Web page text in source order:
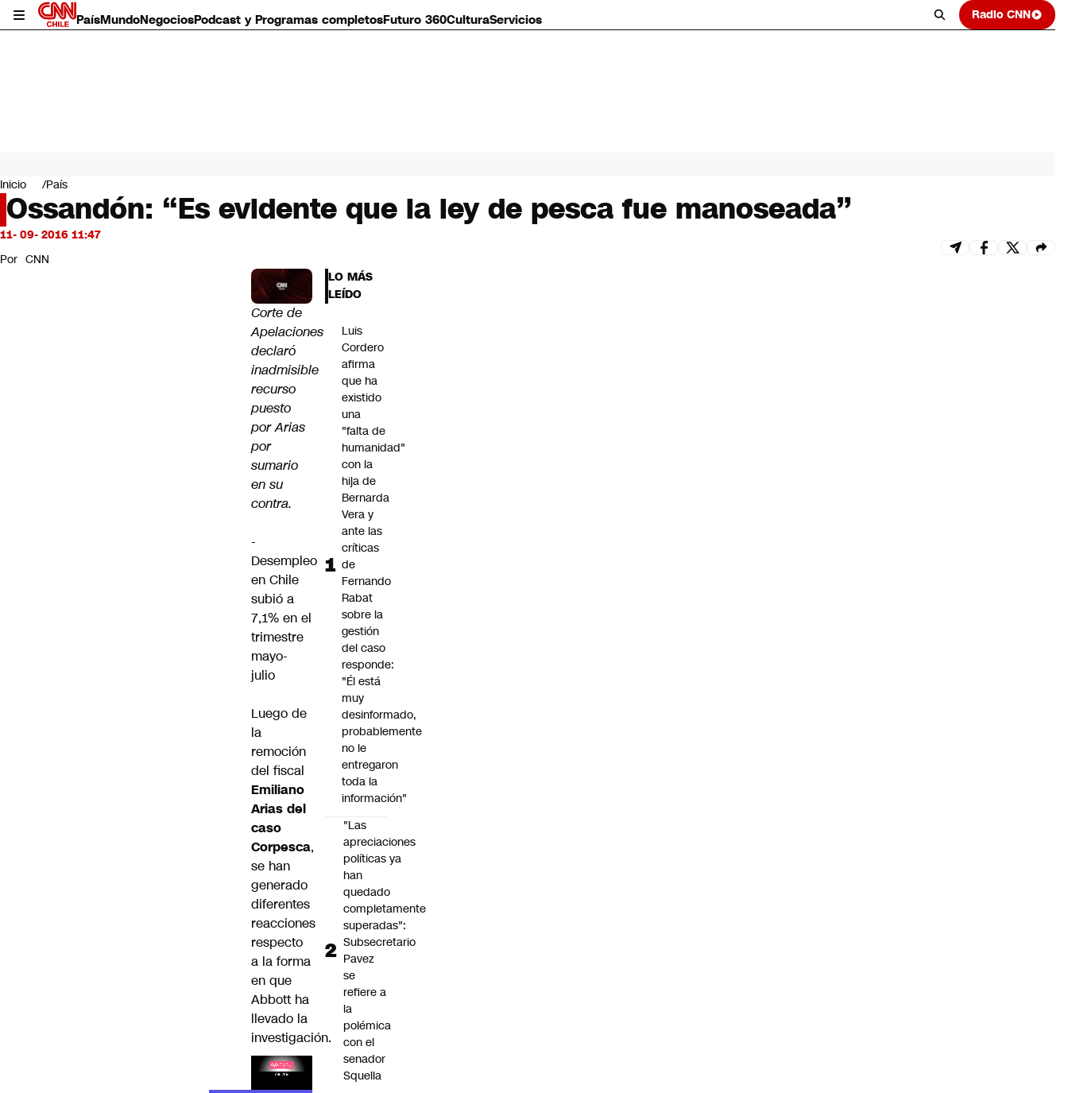
PaísMundoNegociosPodcast y Programas completosFuturo 360CulturaServicios Radio CNN
Mundo
Negocios
Deportes
Programas completos
Servicios
Inicio País
Ossandón: “Es evidente que la ley de pesca fue manoseada”
11- 09- 2016 11:47
Por CNN
Corte de
Apelaciones
declaró
inadmisible
recurso
puesto
por Arias
por
sumario
en su
contra.
-
Desempleo
en Chile
subió a
7,1% en el
trimestre
mayo-
julio
Luego de
la
remoción
del fiscal
Emiliano
Arias del
caso
Corpesca,
se han
generado
diferentes
reacciones
respecto
a la forma
en que
Abbott ha
llevado la
investigación.
LO MÁS
LEÍDO
Luis
Cordero
afirma
que ha
existido
una
"falta de
humanidad"
con la
hija de
Bernarda
Vera y
ante las
críticas
de
Fernando
Rabat
sobre la
gestión
del caso
responde:
"Él está
muy
desinformado,
probablemente
no le
entregaron
toda la
información"
"Las
apreciaciones
políticas ya
han
quedado
completamente
superadas":
Subsecretario
Pavez
se
refiere a
la
polémica
con el
senador
Squella